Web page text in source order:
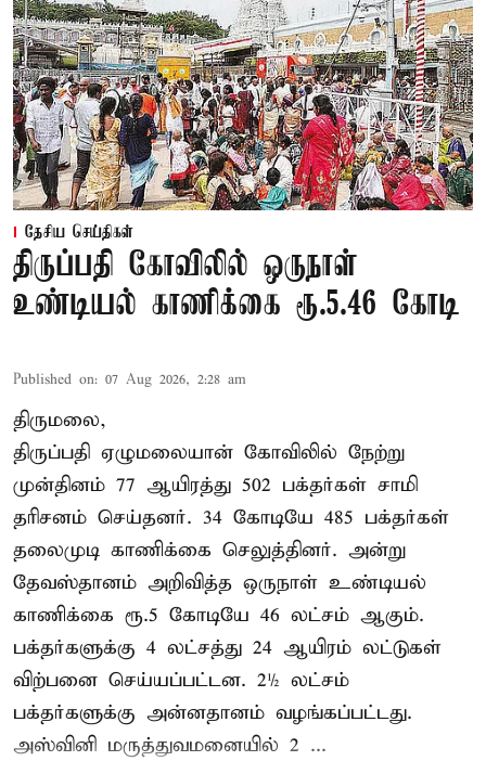
தேசிய செய்திகள்
திருப்பதி கோவிலில் ஒருநாள்
உண்டியல் காணிக்கை ரூ.5.46 கோடி
Published on: 07 Aug 2026, 2:28 am
திருமலை,
திருப்பதி ஏழுமலையான் கோவிலில் நேற்று
முன்தினம் 77 ஆயிரத்து 502 பக்தர்கள் சாமி
தரிசனம் செய்தனர். 34 கோடியே 485 பக்தர்கள்
தலைமுடி காணிக்கை செலுத்தினர். அன்று
தேவஸ்தானம் அறிவித்த ஒருநாள் உண்டியல்
காணிக்கை ரூ.5 கோடியே 46 லட்சம் ஆகும்.
பக்தர்களுக்கு 4 லட்சத்து 24 ஆயிரம் லட்டுகள்
விற்பனை செய்யப்பட்டன. 2½ லட்சம்
பக்தர்களுக்கு அன்னதானம் வழங்கப்பட்டது.
அஸ்வினி மருத்துவமனையில் 2 ...